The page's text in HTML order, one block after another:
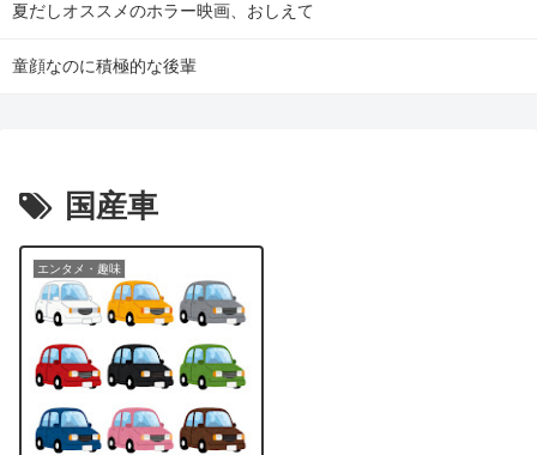
夏だしオススメのホラー映画、おしえて
童顔なのに積極的な後輩
国産車
エンタメ・趣味